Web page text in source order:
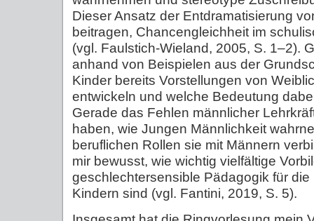
Dieser Ansatz der Entdramatisierung
beitragen, Chancengleichheit im
(vgl. Faulstich-Wieland, 2005, S. 1–2).
anhand von Beispielen aus der
Kinder bereits Vorstellungen von
entwickeln und welche Bedeutung
Gerade das Fehlen männlicher
haben, wie Jungen Männlichkeit
beruflichen Rollen sie mit Männern
mir bewusst, wie wichtig vielfältige
geschlechtersensible Pädagogik für
Kindern sind (vgl. Fantini, 2019, S. 5).